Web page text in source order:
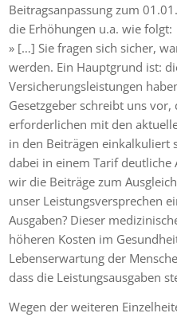
Beitragsanpassung zum
die Erhöhungen u.a. wie folgt:
» […] Sie fragen sich sicher,
werden. Ein Hauptgrund ist:
Versicherungsleistungen
Gesetzgeber schreibt uns vor,
erforderlichen mit den
in den Beiträgen einkalkuliert
dabei in einem Tarif deutliche
wir die Beiträge zum
unser Leistungsversprechen
Ausgaben? Dieser
höheren Kosten im
Lebenserwartung der
dass die Leistungsausgaben
Wegen der weiteren